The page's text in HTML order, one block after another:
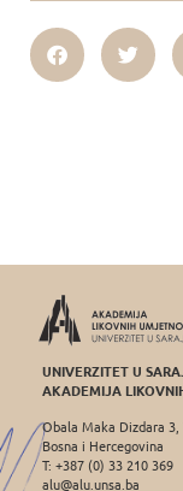
UNIVERZITET U
AKADEMIJA
Obala Maka Dizdara 3,
Bosna i Hercegovina
T: +387 (0) 33 210 369
alu@alu.unsa.ba